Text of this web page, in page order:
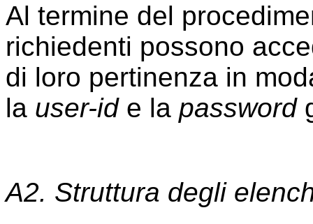
Al termine del
richiedenti possono
di loro pertinenza in
la user-ide la password
A2. Struttura degli